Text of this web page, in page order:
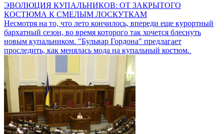
ЭВОЛЮЦИЯ КУПАЛЬНИКОВ: ОТ ЗАКРЫТОГО
КОСТЮМА К СМЕЛЫМ ЛОСКУТКАМ
Несмотря на то, что лето кончилось, впереди еще курортный
бархатный сезон, во время которого так хочется блеснуть
новым купальником. "Бульвар Гордона" предлагает
проследить, как менялась мода на купальный костюм.